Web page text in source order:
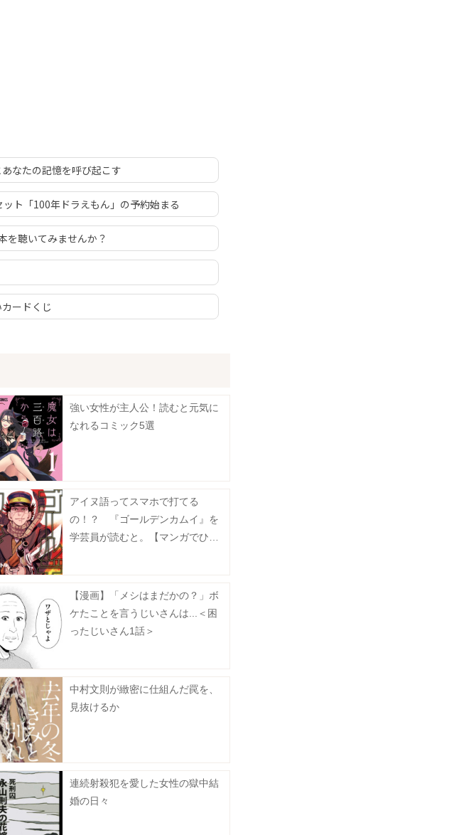
なたの記憶を呼び起こす
ト「100年ドラえもん」の予約始まる
を聴いてみませんか？
ードくじ
強い女性が主人公！読むと元気に
なれるコミック5選
アイヌ語ってスマホで打てる
の！？ 『ゴールデンカムイ』を
学芸員が読むと。【マンガでひら
【漫画】「メシはまだかの？」ボ
ケたことを言うじいさんは...＜困
ったじいさん1話＞
中村文則が緻密に仕組んだ罠を、
見抜けるか
連続射殺犯を愛した女性の獄中結
婚の日々